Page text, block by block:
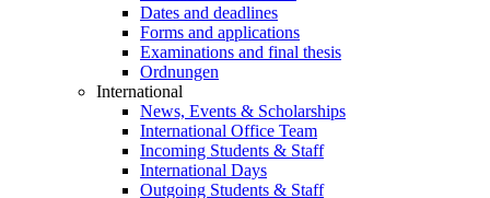
Dates and deadlines
Forms and applications
Examinations and final thesis
Ordnungen
International
News, Events & Scholarships
International Office Team
Incoming Students & Staff
International Days
Outgoing Students & Staff